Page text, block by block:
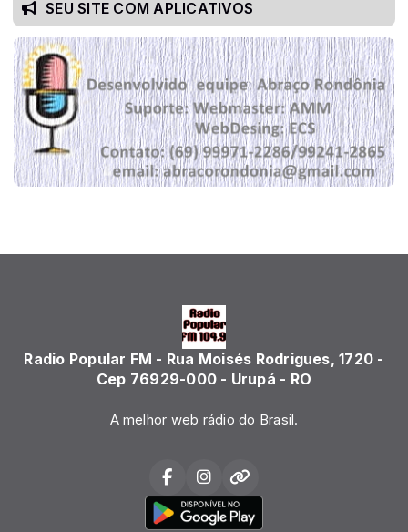
SEU SITE COM APLICATIVOS
Radio Popular FM - Rua Moisés Rodrigues, 1720 -
Cep 76929-000 - Urupá - RO
A melhor web rádio do Brasil.